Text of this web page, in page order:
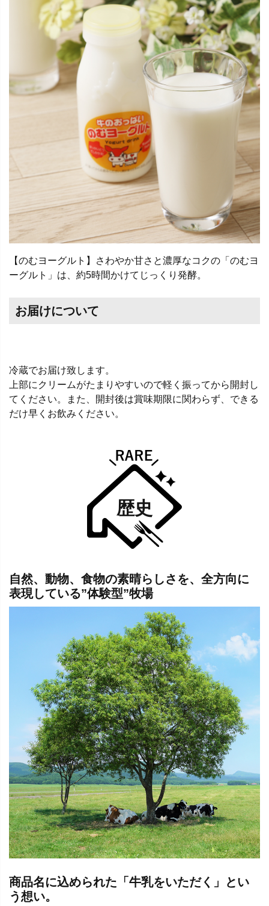
【のむヨーグルト】さわやか甘さと濃厚なコクの「のむヨ
ーグルト」は、約5時間かけてじっくり発酵。
お届けについて
冷蔵でお届け致します。
上部にクリームがたまりやすいので軽く振ってから開封し
てください。また、開封後は賞味期限に関わらず、できる
だけ早くお飲みください。
歴史
自然、動物、食物の素晴らしさを、全方向に
表現している”体験型”牧場
商品名に込められた「牛乳をいただく」とい
う想い。